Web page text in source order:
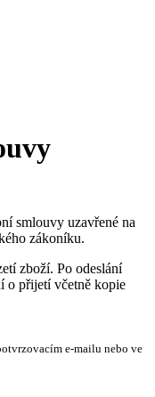
smlouvy uzavřené na
zákoníku.
zboží. Po odeslání
o přijetí včetně kopie
e-mailu nebo ve